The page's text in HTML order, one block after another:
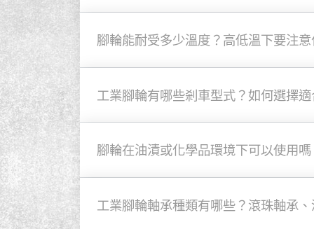
腳輪能耐受多少溫度？高低溫下要注
工業腳輪有哪些剎車型式？如何選擇
腳輪在油漬或化學品環境下可以使用
工業腳輪軸承種類有哪些？滾珠軸承